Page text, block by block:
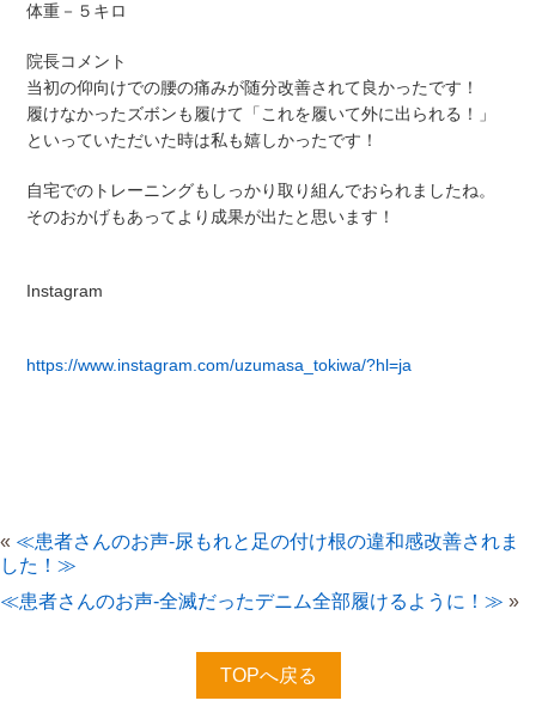
体重－５キロ
院長コメント
当初の仰向けでの腰の痛みが随分改善されて良かったです！
履けなかったズボンも履けて「これを履いて外に出られる！」
といっていただいた時は私も嬉しかったです！
自宅でのトレーニングもしっかり取り組んでおられましたね。
そのおかげもあってより成果が出たと思います！
Instagram
https://www.instagram.com/uzumasa_tokiwa/?hl=ja
« ≪患者さんのお声-尿もれと足の付け根の違和感改善されま
した！≫
≪患者さんのお声-全滅だったデニム全部履けるように！≫ »
TOPへ戻る